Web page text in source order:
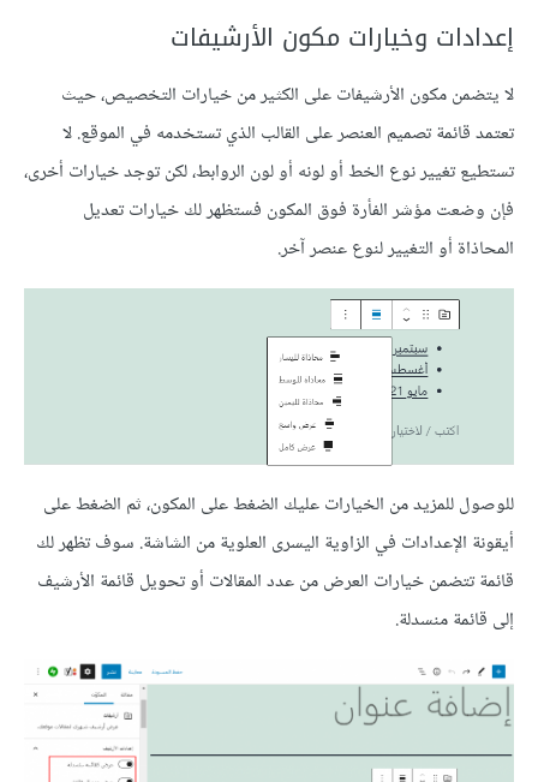
إعدادات وخيارات مكون الأرشيفات
لا يتضمن مكون الأرشيفات على الكثير من خيارات التخصيص، حيث
تعتمد قائمة تصميم العنصر على القالب الذي تستخدمه في الموقع. لا
تستطيع تغيير نوع الخط أو لونه أو لون الروابط، لكن توجد خيارات أخرى،
فإن وضعت مؤشر الفأرة فوق المكون فستظهر لك خيارات تعديل
المحاذاة أو التغيير لنوع عنصر آخر.
للوصول للمزيد من الخيارات عليك الضغط على المكون، ثم الضغط على
أيقونة اﻹعدادات في الزاوية اليسرى العلوية من الشاشة. سوف تظهر لك
قائمة تتضمن خيارات العرض من عدد المقالات أو تحويل قائمة الأرشيف
إلى قائمة منسدلة.